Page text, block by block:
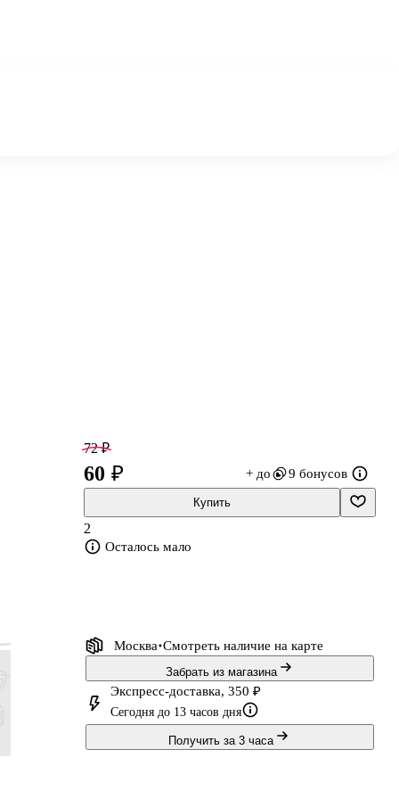
72 ₽
60 ₽ + до 9 бонусов
Купить
2
Осталось мало
Москва Смотреть наличие на карте
Забрать из магазина
Экспресс-доставка, 350 ₽
Сегодня до 13 часов дня
Получить за 3 часа